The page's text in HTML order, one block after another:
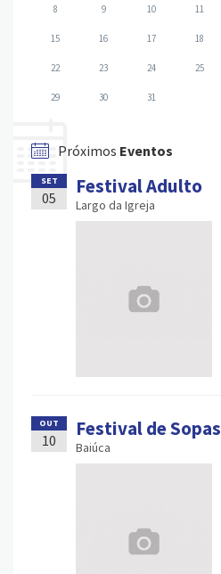
8 9 10 11
15 16 17 18
22 23 24 25
29 30 31
Próximos Eventos
SET
05 Festival Adulto
Largo da Igreja
OUT
10 Festival de Sopas
Baiúca